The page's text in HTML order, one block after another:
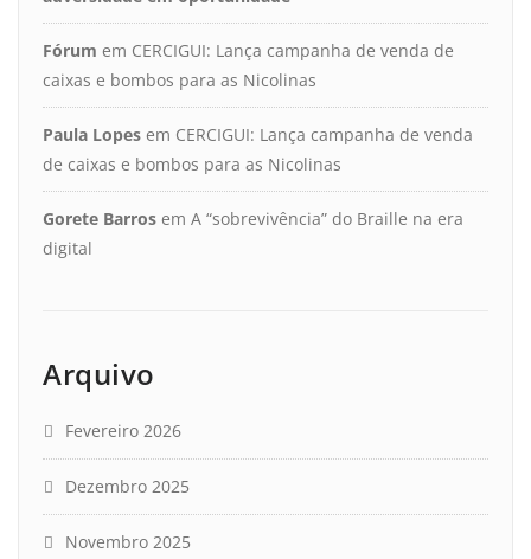
Fórum em CERCIGUI: Lança campanha de venda de
caixas e bombos para as Nicolinas
Paula Lopes em CERCIGUI: Lança campanha de venda
de caixas e bombos para as Nicolinas
Gorete Barros em A “sobrevivência” do Braille na era
digital
Arquivo
Fevereiro 2026
Dezembro 2025
Novembro 2025